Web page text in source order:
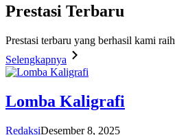
Prestasi Terbaru
Prestasi terbaru yang berhasil kami raih
Selengkapnya
Lomba Kaligrafi
RedaksiDesember 8, 2025